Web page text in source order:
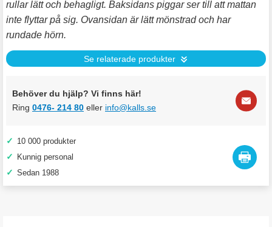
rullar lätt och behagligt. Baksidans piggar ser till att mattan
inte flyttar på sig. Ovansidan är lätt mönstrad och har
rundade hörn.
Se relaterade produkter
Behöver du hjälp? Vi finns här!
Ring 0476- 214 80 eller info@kalls.se
✓ 10 000 produkter
✓ Kunnig personal
✓ Sedan 1988